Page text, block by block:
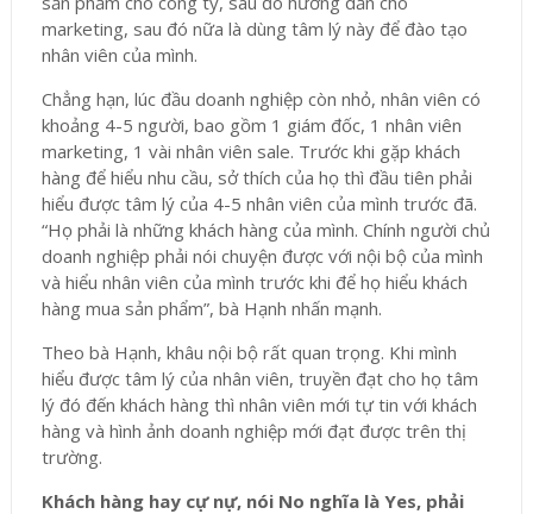
marketing, sau đó nữa là dùng tâm lý này để đào tạo
nhân viên của mình.
Chẳng hạn, lúc đầu doanh nghiệp còn nhỏ, nhân viên có
khoảng 4-5 người, bao gồm 1 giám đốc, 1 nhân viên
marketing, 1 vài nhân viên sale. Trước khi gặp khách
hàng để hiểu nhu cầu, sở thích của họ thì đầu tiên phải
hiểu được tâm lý của 4-5 nhân viên của mình trước đã.
“Họ phải là những khách hàng của mình. Chính người chủ
doanh nghiệp phải nói chuyện được với nội bộ của mình
và hiểu nhân viên của mình trước khi để họ hiểu khách
hàng mua sản phẩm”, bà Hạnh nhấn mạnh.
Theo bà Hạnh, khâu nội bộ rất quan trọng. Khi mình
hiểu được tâm lý của nhân viên, truyền đạt cho họ tâm
lý đó đến khách hàng thì nhân viên mới tự tin với khách
hàng và hình ảnh doanh nghiệp mới đạt được trên thị
trường.
Khách hàng hay cự nự, nói No nghĩa là Yes, phải